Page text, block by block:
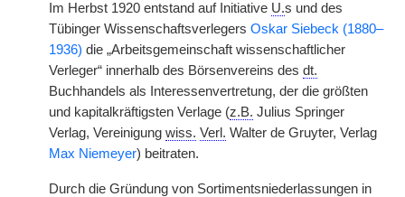
Im Herbst 1920 entstand auf Initiative U.s und des
Tübinger Wissenschaftsverlegers Oskar Siebeck (1880–
1936) die „Arbeitsgemeinschaft wissenschaftlicher
Verleger“ innerhalb des Börsenvereins des dt.
Buchhandels als Interessenvertretung, der die größten
und kapitalkräftigsten Verlage (z.B. Julius Springer
Verlag, Vereinigung wiss. Verl. Walter de Gruyter, Verlag
Max Niemeyer) beitraten.
Durch die Gründung von Sortimentsniederlassungen in